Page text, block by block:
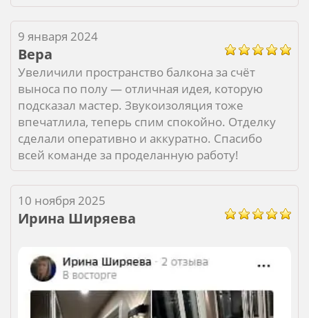
9 января 2024
Вера
Увеличили пространство балкона за счёт
выноса по полу — отличная идея, которую
подсказал мастер. Звукоизоляция тоже
впечатлила, теперь спим спокойно. Отделку
сделали оперативно и аккуратно. Спасибо
всей команде за проделанную работу!
10 ноября 2025
Ирина Ширяева